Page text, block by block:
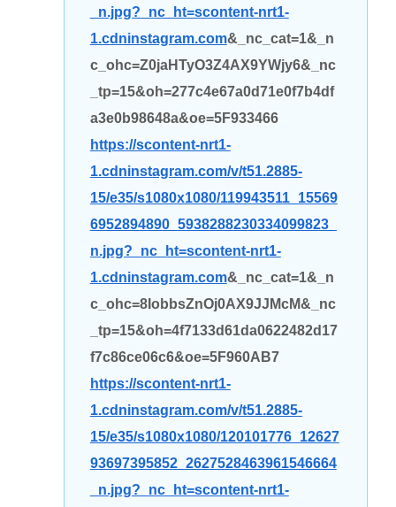
_n.jpg?_nc_ht=scontent-nrt1-
1.cdninstagram.com&_nc_cat=1&_n
c_ohc=Z0jaHTyO3Z4AX9YWjy6&_nc
_tp=15&oh=277c4e67a0d71e0f7b4df
a3e0b98648a&oe=5F933466
https://scontent-nrt1-
1.cdninstagram.com/v/t51.2885-
15/e35/s1080x1080/119943511_15569
6952894890_5938288230334099823_
n.jpg?_nc_ht=scontent-nrt1-
1.cdninstagram.com&_nc_cat=1&_n
c_ohc=8IobbsZnOj0AX9JJMcM&_nc
_tp=15&oh=4f7133d61da0622482d17
f7c86ce06c6&oe=5F960AB7
https://scontent-nrt1-
1.cdninstagram.com/v/t51.2885-
15/e35/s1080x1080/120101776_12627
93697395852_2627528463961546664
_n.jpg?_nc_ht=scontent-nrt1-